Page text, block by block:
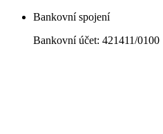
Bankovní spojení
Bankovní účet: 421411/0100